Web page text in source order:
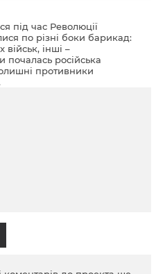
під час Революції
по різні боки барикад:
військ, інші –
почалась російська
противники